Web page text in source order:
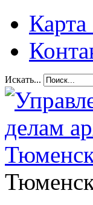
Карта
Искать...